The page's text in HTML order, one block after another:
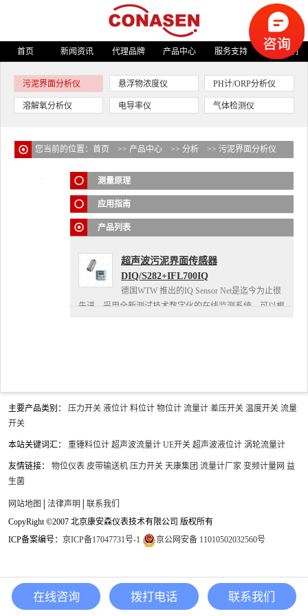
首页 新闻资讯 代理品牌 产品中心 服务支持 关于我们
污泥界面分析仪 悬浮物浓度仪 PH计/ORP分析仪
溶解氧分析仪 电导率仪 气体检测仪
您当前的位置： 首页 >> 产品中心 >> 分析 >> 污泥界面分析仪
测量原理
应用指南
产品列表
超声波污泥界面传感器
DIQ/S282+IFL700IQ
德国WTW 推出的IQ Sensor Net是迄今为止很
先进、采用全新测试技术数字化的在线监测系统。可以根
主要产品类别： 压力开关 液位计 料位计 物位计 流量计 差压开关 温度开关 流量
开关
本站关键词汇： 重锤料位计 超声波流量计 UE开关 超声波液位计 涡轮流量计
友情链接： 物位仪表 皮带输送机 压力开关 天康集团 流量计厂家 变频计量网 益
生菌
网站地图 法律声明
联系我们
CopyRight ©2007 北京康安森仪表技术有限公司 版权所有
ICP备案编号： 京ICP备17047731号-1 京公网安备 11010502032560号
在线咨询 拨打电话 联系我们